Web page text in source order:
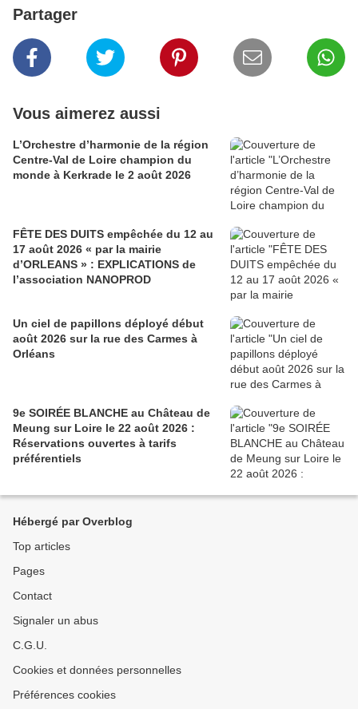
Partager
Vous aimerez aussi
L’Orchestre d’harmonie de la région
Centre-Val de Loire champion du
monde à Kerkrade le 2 août 2026
FÊTE DES DUITS empêchée du 12 au
17 août 2026 « par la mairie
d’ORLEANS » : EXPLICATIONS de
l’association NANOPROD
Un ciel de papillons déployé début
août 2026 sur la rue des Carmes à
Orléans
9e SOIRÉE BLANCHE au Château de
Meung sur Loire le 22 août 2026 :
Réservations ouvertes à tarifs
préférentiels
Hébergé par Overblog
Top articles
Pages
Contact
Signaler un abus
C.G.U.
Cookies et données personnelles
Préférences cookies